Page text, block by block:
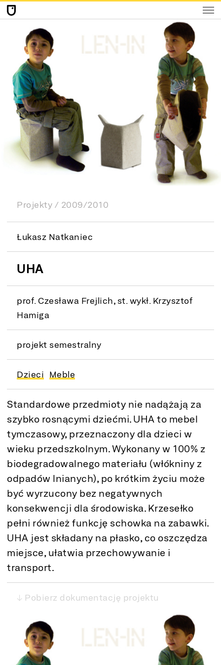
Projekty 2009/2010
Łukasz Natkaniec
UHA
prof. Czesława Frejlich, st. wykł. Krzysztof
Hamiga
projekt semestralny
Dzieci Meble
Standardowe przedmioty nie nadążają za
szybko rosnącymi dziećmi. UHA to mebel
tymczasowy, przeznaczony dla dzieci w
wieku przedszkolnym. Wykonany w 100% z
biodegradowalnego materiału (włókniny z
odpadów lnianych), po krótkim życiu może
być wyrzucony bez negatywnych
konsekwencji dla środowiska. Krzesełko
pełni również funkcję schowka na zabawki.
UHA jest składany na płasko, co oszczędza
miejsce, ułatwia przechowywanie i
transport.
↓ Pobierz dokumentację projektu